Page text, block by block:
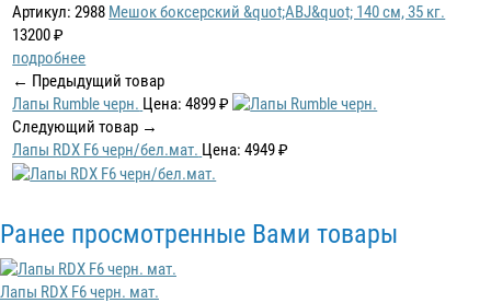
Артикул: 2988 Мешок боксерский &quot;ABJ&quot; 140 см, 35 кг.
13200 ₽
подробнее
← Предыдущий товар
Лапы Rumble черн. Цена: 4899 ₽
Следующий товар →
Лапы RDX F6 черн/бел.мат. Цена: 4949 ₽
Ранее просмотренные Вами товары
Лапы RDX F6 черн. мат.